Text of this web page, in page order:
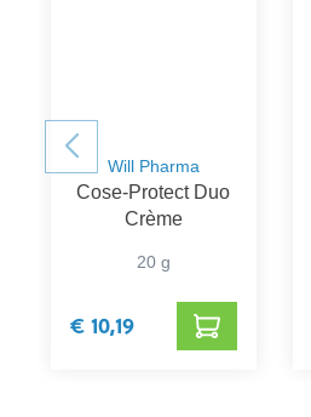
Will Pharma
Cose-Protect Duo
Crème
20 g
€ 10,19